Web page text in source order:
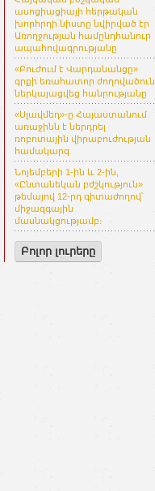
ասոցիացիայի հերթական
խորհրդի նիստը նվիրված էր
Առողջության համընդհանուր
ապահովագրությանը
«Բուժում է Վարդանանցը»
գրքի եռահատոր ժողովածուն
ներկայացվեց հանրությանը
«Սլավմեդ»-ը Հայաստանում
առաջինն է ներդրել
ռոբոտային վիրաբուժության
համակարգ
Նոյեմբերի 1-ին և 2-ին,
«Ընտանեկան բժշկություն»
թեմայով 12-րդ գիտաժողով՝
միջազգային
մասնակցությամբ։
Բոլոր լուրերը